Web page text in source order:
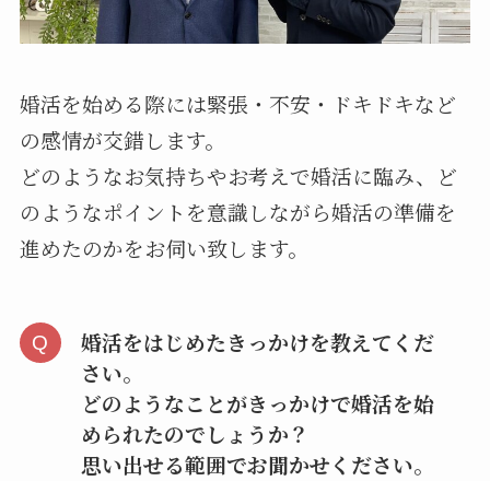
婚活を始める際には緊張・不安・ドキドキなど
の感情が交錯します。
どのようなお気持ちやお考えで婚活に臨み、ど
のようなポイントを意識しながら婚活の準備を
進めたのかをお伺い致します。
婚活をはじめたきっかけを教えてくだ
さい。
どのようなことがきっかけで婚活を始
められたのでしょうか？
思い出せる範囲でお聞かせください。